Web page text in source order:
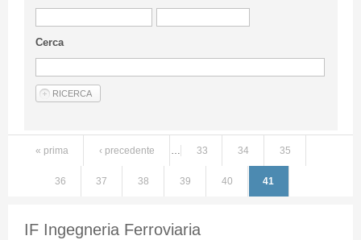
Cerca
Pagine
« prima ‹ precedente … 33 34 35
36 37 38 39 40 41
IF Ingegneria Ferroviaria